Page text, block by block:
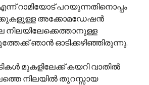
റാമിയോട് പറയുന്നതിനൊപ്പം
അക്കോമഡേഷന്‍
നിലയിലേക്കെത്താനുള്ള
ഞാന്‍ ഓടിക്കഴിഞ്ഞിരുന്നു.
മുകളിലേക്ക് കയറി വാതില്‍
നിലയില്‍ തുറസ്സായ